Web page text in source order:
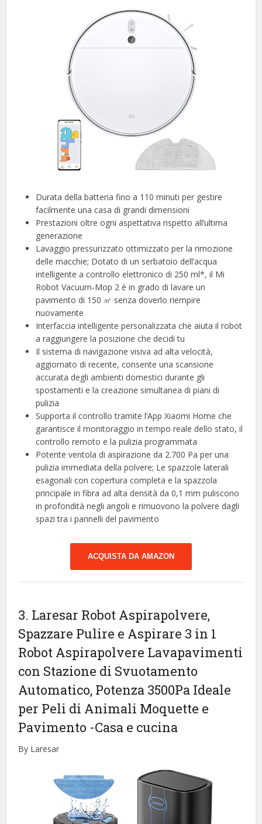
Durata della batteria fino a 110 minuti per gestire
facilmente una casa di grandi dimensioni
Prestazioni oltre ogni aspettativa rispetto all’ultima
generazione
Lavaggio pressurizzato ottimizzato per la rimozione
delle macchie; Dotato di un serbatoio dell’acqua
intelligente a controllo elettronico di 250 ml*, il Mi
Robot Vacuum-Mop 2 è in grado di lavare un
pavimento di 150 ㎡ senza doverlo riempire
nuovamente
Interfaccia intelligente personalizzata che aiuta il robot
a raggiungere la posizione che decidi tu
Il sistema di navigazione visiva ad alta velocità,
aggiornato di recente, consente una scansione
accurata degli ambienti domestici durante gli
spostamenti e la creazione simultanea di piani di
pulizia
Supporta il controllo tramite l’App Xiaomi Home che
garantisce il monitoraggio in tempo reale dello stato, il
controllo remoto e la pulizia programmata
Potente ventola di aspirazione da 2.700 Pa per una
pulizia immediata della polvere; Le spazzole laterali
esagonali con copertura completa e la spazzola
principale in fibra ad alta densità da 0,1 mm puliscono
in profondità negli angoli e rimuovono la polvere dagli
spazi tra i pannelli del pavimento
ACQUISTA DA AMAZON
3. Laresar Robot Aspirapolvere,
Spazzare Pulire e Aspirare 3 in 1
Robot Aspirapolvere Lavapavimenti
con Stazione di Svuotamento
Automatico, Potenza 3500Pa Ideale
per Peli di Animali Moquette e
Pavimento -Casa e cucina
By Laresar